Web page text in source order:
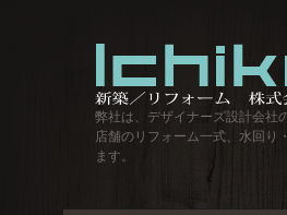
弊社は、デザイナーズ設計会社
店舗のリフォーム一式、水回り
ます。